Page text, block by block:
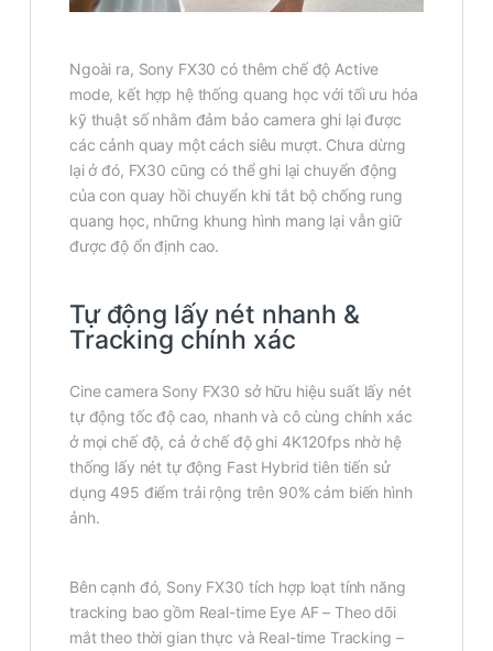
Ngoài ra, Sony FX30 có thêm chế độ Active
mode, kết hợp hệ thống quang học với tối ưu hóa
kỹ thuật số nhằm đảm bảo camera ghi lại được
các cảnh quay một cách siêu mượt. Chưa dừng
lại ở đó, FX30 cũng có thể ghi lại chuyển động
của con quay hồi chuyển khi tắt bộ chống rung
quang học, những khung hình mang lại vẫn giữ
được độ ổn định cao.
Tự động lấy nét nhanh &
Tracking chính xác
Cine camera Sony FX30 sở hữu hiệu suất lấy nét
tự động tốc độ cao, nhanh và cô cùng chính xác
ở mọi chế độ, cả ở chế độ ghi 4K120fps nhờ hệ
thống lấy nét tự động Fast Hybrid tiên tiến sử
dụng 495 điểm trải rộng trên 90% cảm biến hình
ảnh.
Bên cạnh đó, Sony FX30 tích hợp loạt tính năng
tracking bao gồm Real-time Eye AF – Theo dõi
mắt theo thời gian thực và Real-time Tracking –